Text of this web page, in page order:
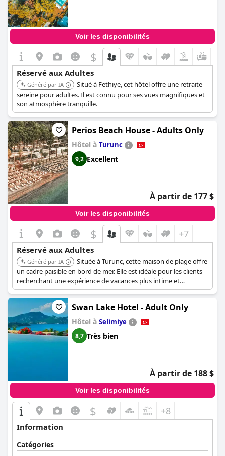
Voir les disponibilités
$
Réservé aux Adultes
Généré par IA
Situé à Fethiye, cet hôtel offre une retraite
sereine pour adultes. Il est connu pour ses vues magnifiques et
son atmosphère tranquille.
Perios Beach House - Adults Only
Hôtel à Turunc
9,2 Excellent
À partir de 177 $
Voir les disponibilités
$ +7
Réservé aux Adultes
Généré par IA
Située à Turunc, cette maison de plage offre
un cadre paisible en bord de mer. Elle est idéale pour les clients
recherchant une expérience de vacances plus intime et
détendue.
Swan Lake Hotel - Adult Only
Hôtel à Selimiye
8,7 Très bien
À partir de 188 $
Voir les disponibilités
$ +8
Information
Catégories